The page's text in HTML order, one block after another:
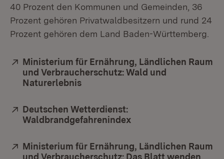
40 Prozent den Kommunen und Gemeinden, 36
Prozent gehören Privatwaldbesitzern und rund 24
Prozent gehören dem Land Baden-Württemberg.
Extern:
Ministerium für Ernährung, Ländlichen Raum
und Verbraucherschutz: Wald und
Naturerlebnis
Extern:
Deutschen Wetterdienst:
Waldbrandgefahrenindex
Extern:
Ministerium für Ernährung, Ländlichen Raum
und Verbraucherschutz: Das Blatt wenden